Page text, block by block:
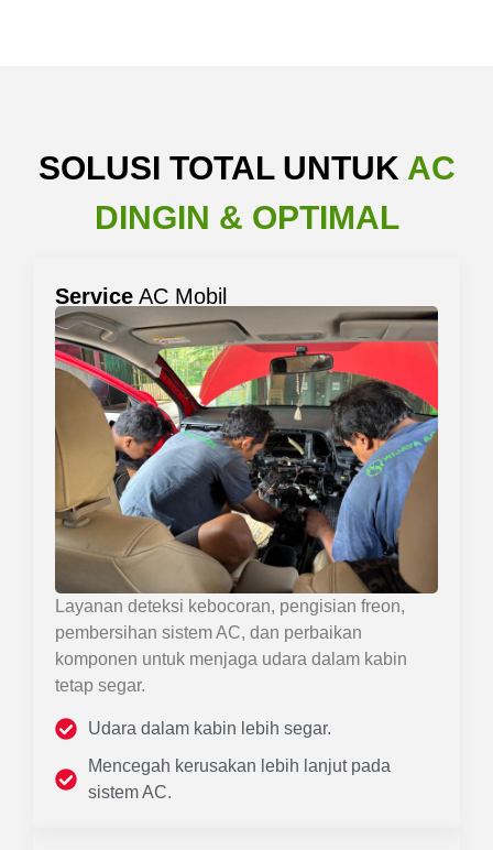
SOLUSI TOTAL UNTUK AC
DINGIN & OPTIMAL
Service AC Mobil
Layanan deteksi kebocoran, pengisian freon,
pembersihan sistem AC, dan perbaikan
komponen untuk menjaga udara dalam kabin
tetap segar.
Udara dalam kabin lebih segar.
Mencegah kerusakan lebih lanjut pada
sistem AC.